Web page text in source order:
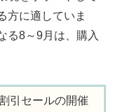
方に適していま
る8～9月は、購入
引セールの開催